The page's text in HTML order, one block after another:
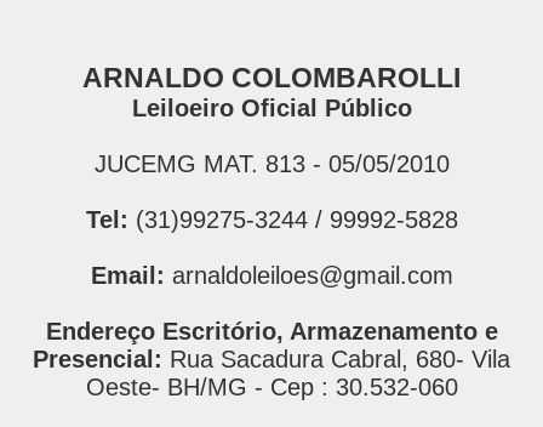
ARNALDO COLOMBAROLLI
Leiloeiro Oficial Público
JUCEMG MAT. 813 - 05/05/2010
Tel: (31)99275-3244 / 99992-5828
Email: arnaldoleiloes@gmail.com
Endereço Escritório, Armazenamento e
Presencial: Rua Sacadura Cabral, 680- Vila
Oeste- BH/MG - Cep : 30.532-060